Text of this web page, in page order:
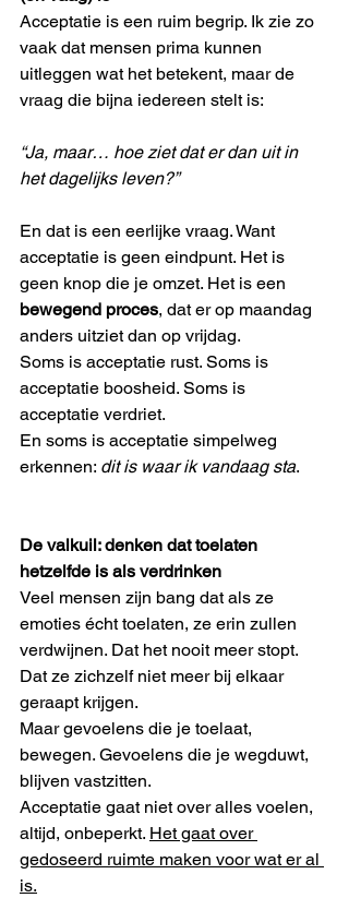
Acceptatie is een ruim begrip. Ik zie zo
vaak dat mensen prima kunnen
uitleggen wat het betekent, maar de
vraag die bijna iedereen stelt is:
“Ja, maar… hoe ziet dat er dan uit in
het dagelijks leven?”
En dat is een eerlijke vraag. Want
acceptatie is geen eindpunt. Het is
geen knop die je omzet. Het is een
bewegend proces, dat er op maandag
anders uitziet dan op vrijdag.
Soms is acceptatie rust. Soms is
acceptatie boosheid. Soms is
acceptatie verdriet.
En soms is acceptatie simpelweg
erkennen: dit is waar ik vandaag sta.
De valkuil: denken dat toelaten
hetzelfde is als verdrinken
Veel mensen zijn bang dat als ze
emoties écht toelaten, ze erin zullen
verdwijnen. Dat het nooit meer stopt.
Dat ze zichzelf niet meer bij elkaar
geraapt krijgen.
Maar gevoelens die je toelaat,
bewegen. Gevoelens die je wegduwt,
blijven vastzitten.
Acceptatie gaat niet over alles voelen,
altijd, onbeperkt. Het gaat over
gedoseerd ruimte maken voor wat er al
is.